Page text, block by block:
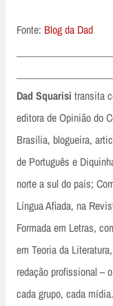
Fonte: Blog da Dad
Dad Squarisi transita
editora de Opinião do
Brasília, blogueira,
de Português e
norte a sul do país;
Língua Afiada, na
Formada em Letras,
em Teoria da
redação profissional –
cada grupo, cada